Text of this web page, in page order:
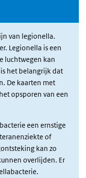
van legionella.
Legionella is een
luchtwegen kan
het belangrijk dat
De kaarten met
opsporen van een
een ernstige
of
kan zo
overlijden. Er